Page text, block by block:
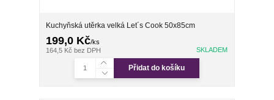
Kuchyňská utěrka velká Let´s Cook 50x85cm
199,0 Kč/ks
164,5 Kčbez DPH SKLADEM
Přidat do košíku